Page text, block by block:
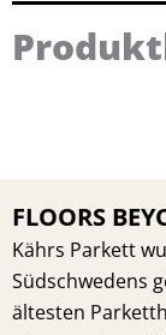
FLOORS
Kährs Parkett
Südschwedens
ältesten